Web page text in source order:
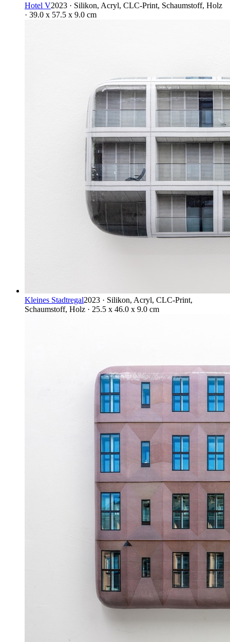
Hotel V2023 · Silikon, Acryl, CLC-Print, Schaumstoff, Holz
· 39.0 x 57.5 x 9.0 cm
Kleines Stadtregal2023 · Silikon, Acryl, CLC-Print,
Schaumstoff, Holz · 25.5 x 46.0 x 9.0 cm